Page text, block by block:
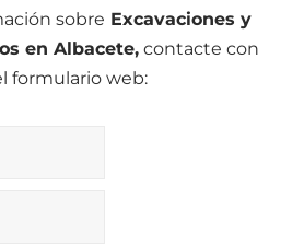
sobre Excavaciones y
en Albacete, contacte con
formulario web: